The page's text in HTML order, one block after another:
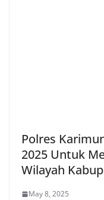
Polres
2025 Untuk
Wilayah
May 8, 2025